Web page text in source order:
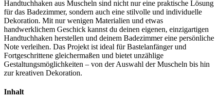
Handtuchhaken aus Muscheln sind nicht nur eine praktische Lösung
für das Badezimmer, sondern auch eine stilvolle und individuelle
Dekoration. Mit nur wenigen Materialien und etwas
handwerklichem Geschick kannst du deinen eigenen, einzigartigen
Handtuchhaken herstellen und deinem Badezimmer eine persönliche
Note verleihen. Das Projekt ist ideal für Bastelanfänger und
Fortgeschrittene gleichermaßen und bietet unzählige
Gestaltungsmöglichkeiten – von der Auswahl der Muscheln bis hin
zur kreativen Dekoration.
Inhalt